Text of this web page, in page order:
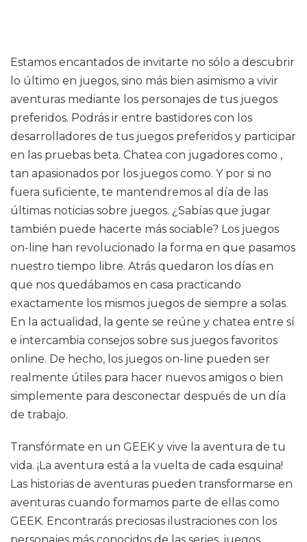
Estamos encantados de invitarte no sólo a descubrir
lo último en juegos, sino más bien asimismo a vivir
aventuras mediante los personajes de tus juegos
preferidos. Podrás ir entre bastidores con los
desarrolladores de tus juegos preferidos y participar
en las pruebas beta. Chatea con jugadores como ,
tan apasionados por los juegos como. Y por si no
fuera suficiente, te mantendremos al día de las
últimas noticias sobre juegos. ¿Sabías que jugar
también puede hacerte más sociable? Los juegos
on-line han revolucionado la forma en que pasamos
nuestro tiempo libre. Atrás quedaron los días en
que nos quedábamos en casa practicando
exactamente los mismos juegos de siempre a solas.
En la actualidad, la gente se reúne y chatea entre sí
e intercambia consejos sobre sus juegos favoritos
online. De hecho, los juegos on-line pueden ser
realmente útiles para hacer nuevos amigos o bien
simplemente para desconectar después de un día
de trabajo.
Transfórmate en un GEEK y vive la aventura de tu
vida. ¡La aventura está a la vuelta de cada esquina!
Las historias de aventuras pueden transformarse en
aventuras cuando formamos parte de ellas como
GEEK. Encontrarás preciosas ilustraciones con los